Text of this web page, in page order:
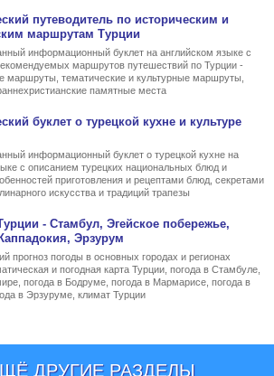
путеводитель по историческим и
маршрутам Турции
информационный буклет на английском языке с
маршрутов путешествий по Турции -
маршруты, тематические и культурные маршруты,
памятные места
буклет о турецкой кухнеи культуре
информационный буклет о турецкой кухне на
с описанием турецких национальных блюд и
приготовления и рецептами блюд, секретами
искусства и традиций трапезы
- Стамбул, Эгейское побережье,
Эрзурум
прогноз погоды в основных городах и регионах
и погодная карта Турции, погода в Стамбуле,
погода в Бодруме, погода в Мармарисе, погода в
в Эрзуруме, климат Турции
ДРУГИЕ РАЗДЕЛЫ